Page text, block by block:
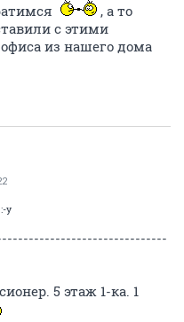
, а то
с этими
из нашего дома
y
5 этаж 1-ка. 1